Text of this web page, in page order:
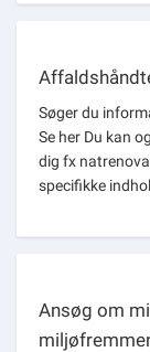
Søger du
Se her Du kan
dig fx
specifikke
Ansøg om